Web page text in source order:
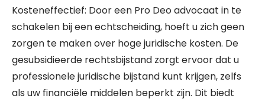
Kosteneffectief: Door een Pro Deo advocaat in te
schakelen bij een echtscheiding, hoeft u zich geen
zorgen te maken over hoge juridische kosten. De
gesubsidieerde rechtsbijstand zorgt ervoor dat u
professionele juridische bijstand kunt krijgen, zelfs
als uw financiële middelen beperkt zijn. Dit biedt